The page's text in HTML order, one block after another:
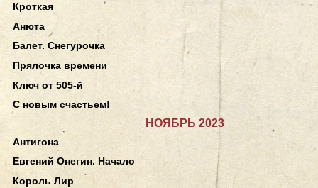
Кроткая
Анюта
Балет. Снегурочка
Прялочка времени
Ключ от 505-й
С новым счастьем!
НОЯБРЬ 2023
Антигона
Евгений Онегин. Начало
Король Лир